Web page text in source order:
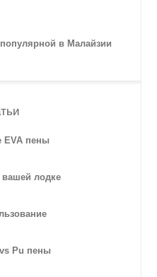
в Малайзии
EVA пены
вашей лодке
Pu пены